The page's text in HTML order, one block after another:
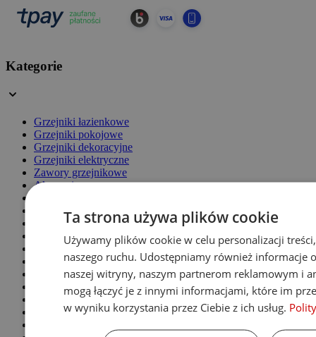
Kategorie
Grzejniki łazienkowe
Grzejniki pokojowe
Grzejniki dekoracyjne
Grzejniki elektryczne
Zawory grzejnikowe
Akcesoria
Grzejniki panelowe
Grzejniki żeberkowe
Grzejniki z lustrem
Grzejniki panelowe
Grzejniki stalowe
Grzejniki aluminiowe
Grzejniki pionowe
Grzejniki białe
Grzejniki czarne
Ta strona używa plików cookie
Używamy plików cookie w celu personalizacji
naszego ruchu. Udostępniamy również informacje
naszej witryny, naszym partnerom reklamowym i
mogą łączyć je z innymi informacjami, które im
w wyniku korzystania przez Ciebie z ich usług.